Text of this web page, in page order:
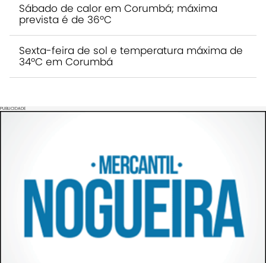
Sábado de calor em Corumbá; máxima
prevista é de 36ºC
Sexta-feira de sol e temperatura máxima de
34ºC em Corumbá
PUBLICIDADE